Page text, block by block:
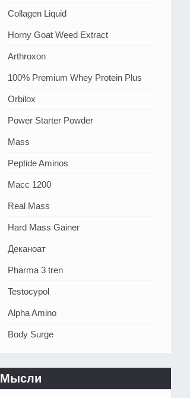
Collagen Liquid
Horny Goat Weed Extract
Arthroxon
100% Premium Whey Protein Plus
Orbilox
Power Starter Powder
Mass
Peptide Aminos
Масс 1200
Real Mass
Hard Mass Gainer
Деканоат
Pharma 3 tren
Testocypol
Alpha Amino
Body Surge
Мысли